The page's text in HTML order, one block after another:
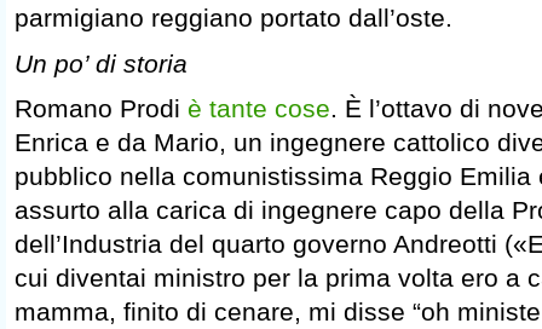
parmigiano reggiano portato dall’oste.
Un po’ di storia
Romano Prodi è tante cose. È l’ottavo di
Enrica e da Mario, un ingegnere cattolico
pubblico nella comunistissima Reggio Emilia
assurto alla carica di ingegnere capo della
dell’Industria del quarto governo Andreotti
cui diventai ministro per la prima volta ero a
mamma, finito di cenare, mi disse “oh